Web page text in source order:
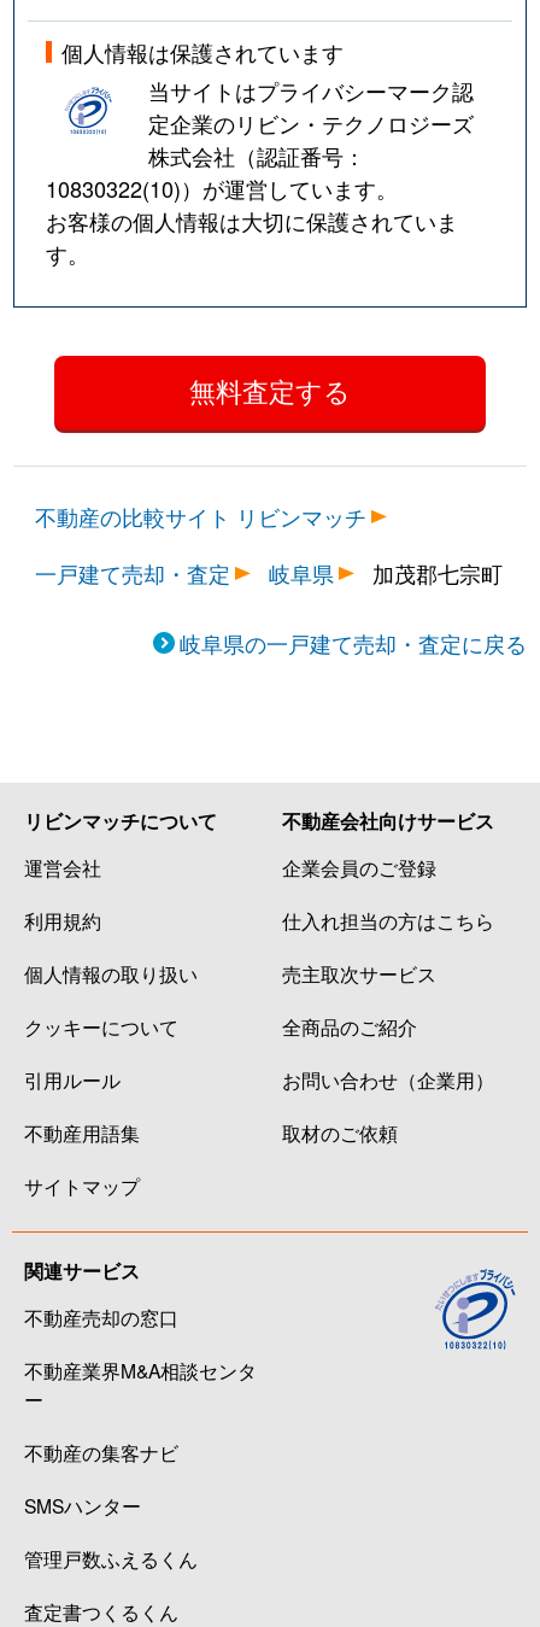
個人情報は保護されています
当サイトはプライバシーマーク認
定企業のリビン・テクノロジーズ
株式会社（認証番号：
10830322(10)）が運営しています。
お客様の個人情報は大切に保護されていま
す。
不動産の比較サイト リビンマッチ
一戸建て売却・査定
岐阜県 加茂郡七宗町
岐阜県の一戸建て売却・査定に戻る
リビンマッチについて
運営会社
利用規約
個人情報の取り扱い
クッキーについて
引用ルール
不動産用語集
サイトマップ
不動産会社向けサービス
企業会員のご登録
仕入れ担当の方はこちら
売主取次サービス
全商品のご紹介
お問い合わせ（企業用）
取材のご依頼
関連サービス
不動産売却の窓口
不動産業界M&A相談センタ
ー
不動産の集客ナビ
SMSハンター
管理戸数ふえるくん
査定書つくるくん